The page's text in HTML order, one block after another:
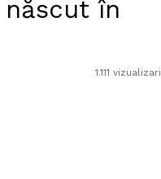
în
1.111 vizualizari